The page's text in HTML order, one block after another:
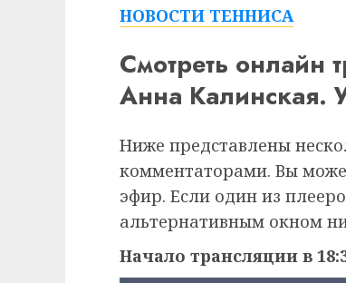
НОВОСТИ ТЕННИСА
Смотреть
Анна Калинская.
Ниже представлены
комментаторами. Вы
эфир. Если один из
альтернативным окном
Начало трансляции в